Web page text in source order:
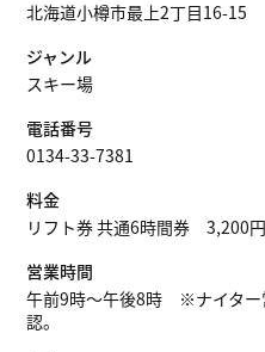
北海道小樽市最上2丁目16-15
ジャンル
スキー場
電話番号
0134-33-7381
料金
リフト券 共通6時間券 3,200円
営業時間
午前9時〜午後8時 ※ナイター
認。